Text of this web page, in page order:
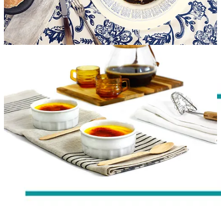
Martes
Mediodía:Ensalada de cuscús y tubérculos|Alitas de pollo
Cena: Espárragos con mayonesa y bonito
Miércoles
Mediodía:Lentejas beluga con verduras |Cebollas rellenas
Albaricoques